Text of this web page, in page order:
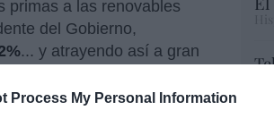
Process My Personal Information
primas a las renovables
del Gobierno,
... y atrayendo así a gran
a través del
con José Montilla, luego,